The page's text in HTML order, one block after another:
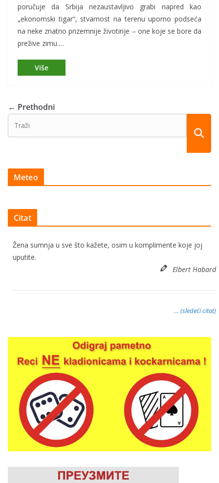
poručuje da Srbija nezaustavljivo grabi napred kao
„ekonomski tigar“, stvarnost na terenu uporno podseća
na neke znatno prizemnije životinje – one koje se bore da
prežive zimu.…
← Prethodni
Meteo
Citat
Žena sumnja u sve što kažete, osim u komplimente koje joj
uputite.
Elbert Habard
… (sledeći citat)